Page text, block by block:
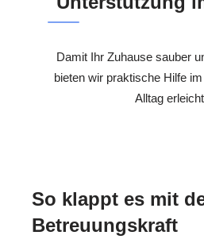
Damit Ihr Zuhause sauber
bieten wir praktische Hilfe
Alltag
So klappt es mit
Betreuungskraft